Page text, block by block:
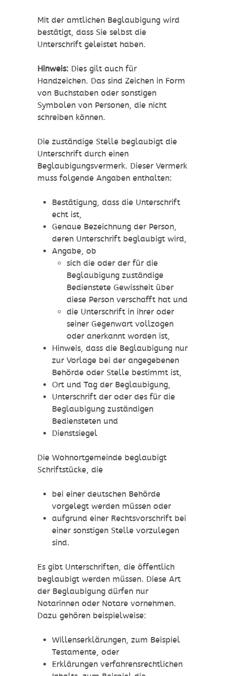
Mit der amtlichen Beglaubigung wird
bestätigt, dass Sie selbst die
Unterschrift geleistet haben.
Hinweis: Dies gilt auch für
Handzeichen. Das sind Zeichen in Form
von Buchstaben oder sonstigen
Symbolen von Personen, die nicht
schreiben können.
Die zuständige Stelle beglaubigt die
Unterschrift durch einen
Beglaubigungsvermerk. Dieser Vermerk
muss folgende Angaben enthalten:
Bestätigung, dass die Unterschrift
echt ist,
Genaue Bezeichnung der Person,
deren Unterschrift beglaubigt wird,
Angabe, ob
sich die oder der für die
Beglaubigung zuständige
Bedienstete Gewissheit über
diese Person verschafft hat und
die Unterschrift in ihrer oder
seiner Gegenwart vollzogen
oder anerkannt worden ist,
Hinweis, dass die Beglaubigung nur
zur Vorlage bei der angegebenen
Behörde oder Stelle bestimmt ist,
Ort und Tag der Beglaubigung,
Unterschrift der oder des für die
Beglaubigung zuständigen
Bediensteten und
Dienstsiegel
Die Wohnortgemeinde beglaubigt
Schriftstücke, die
bei einer deutschen Behörde
vorgelegt werden müssen oder
aufgrund einer Rechtsvorschrift bei
einer sonstigen Stelle vorzulegen
sind.
Es gibt Unterschriften, die öffentlich
beglaubigt werden müssen. Diese Art
der Beglaubigung dürfen nur
Notarinnen oder Notare vornehmen.
Dazu gehören beispielweise:
Willenserklärungen, zum Beispiel
Testamente, oder
Erklärungen verfahrensrechtlichen